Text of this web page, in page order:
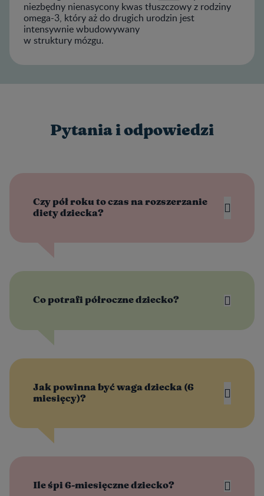
niezbędny nienasycony kwas tłuszczowy z rodziny
omega-3, który aż do drugich urodzin jest
intensywnie wbudowywany
w struktury mózgu.
Pytania i odpowiedzi
Czy pół roku to czas na rozszerzanie
diety dziecka?
Co potrafi półroczne dziecko?
Jak powinna być waga dziecka (6
miesięcy)?
Ile śpi 6-miesięczne dziecko?